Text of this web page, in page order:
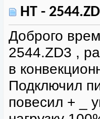
HT -
Доброго
2544.ZD3 ,
в
Подключил
повесил + _